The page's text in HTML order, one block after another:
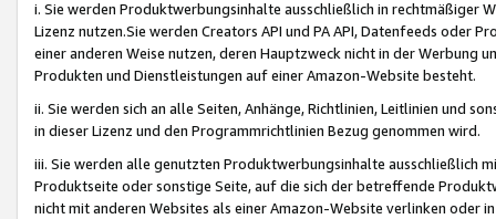
i. Sie werden Produktwerbungsinhalte ausschließlich in rechtmäßiger
Lizenz nutzen.Sie werden Creators API und PA API, Datenfeeds oder
einer anderen Weise nutzen, deren Hauptzweck nicht in der Werbung
Produkten und Dienstleistungen auf einer Amazon-Website besteht.
ii. Sie werden sich an alle Seiten, Anhänge, Richtlinien, Leitlinien und
in dieser Lizenz und den Programmrichtlinien Bezug genommen wird.
iii. Sie werden alle genutzten Produktwerbungsinhalte ausschließlich
Produktseite oder sonstige Seite, auf die sich der betreffende
nicht mit anderen Websites als einer Amazon-Website verlinken oder